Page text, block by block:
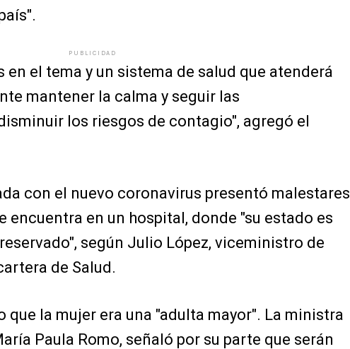
PUBLICIDAD
el tema y un sistema de salud que atenderá
mantener la calma y seguir las
los riesgos de contagio", agregó el
con el nuevo coronavirus presentó malestares
encuentra en un hospital, donde "su estado es
según Julio López, viceministro de
de Salud.
que la mujer era una "adulta mayor". La ministra
Paula Romo, señaló por su parte que serán